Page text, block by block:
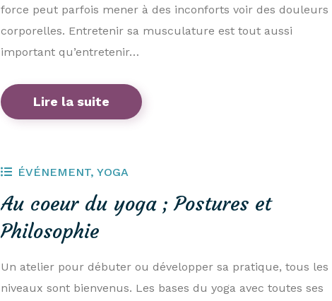
force peut parfois mener à des inconforts voir des douleurs
corporelles. Entretenir sa musculature est tout aussi
important qu’entretenir…
Lire la suite
ÉVÉNEMENT,YOGA
Au coeur du yoga ; Postures et
Philosophie
Un atelier pour débuter ou développer sa pratique, tous les
niveaux sont bienvenus. Les bases du yoga avec toutes ses